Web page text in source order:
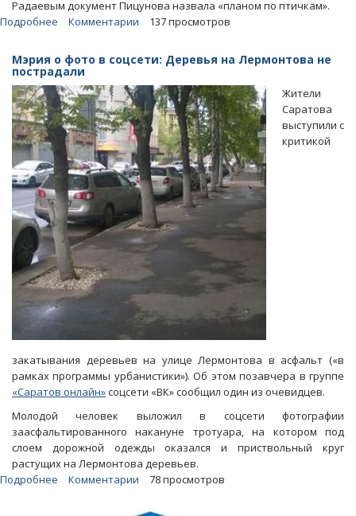
Радаевым документ Пицунова назвала «планом по птичкам».
Подробнее
Пицунова
раскритиковала
стратегию
озеленения
области
Комментарии 137 просмотров
Мэрия о фото в соцсети: Деревья на Лермонтова не
пострадали
Жители
Саратова
выступили с
критикой
закатывания деревьев на улице Лермонтова в асфальт («в
рамках программы урбанистики»). Об этом позавчера в группе
«Саратов онлайн»соцсети «ВК» сообщил один из очевидцев.
Молодой человек выложил в соцсети фотографии
заасфальтированного накануне тротуара, на котором под
слоем дорожной одежды оказался и приствольный круг
растущих на Лермонтова деревьев.
Подробнее
Комментарии 78 просмотров